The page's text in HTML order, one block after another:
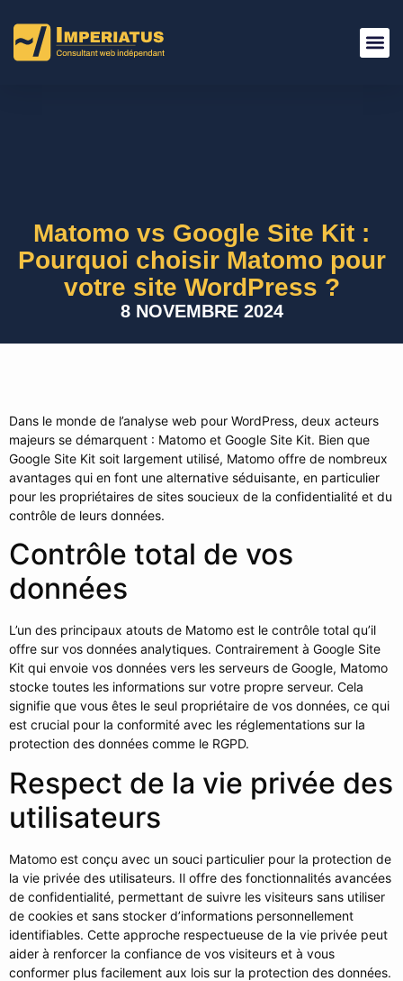
Matomo vs Google Site Kit :
Pourquoi choisir Matomo pour
votre site WordPress ?
8 NOVEMBRE 2024
Dans le monde de l’analyse web pour WordPress, deux acteurs
majeurs se démarquent : Matomo et Google Site Kit. Bien que
Google Site Kit soit largement utilisé, Matomo offre de nombreux
avantages qui en font une alternative séduisante, en particulier
pour les propriétaires de sites soucieux de la confidentialité et du
contrôle de leurs données.
Contrôle total de vos
données
L’un des principaux atouts de Matomo est le contrôle total qu’il
offre sur vos données analytiques. Contrairement à Google Site
Kit qui envoie vos données vers les serveurs de Google, Matomo
stocke toutes les informations sur votre propre serveur. Cela
signifie que vous êtes le seul propriétaire de vos données, ce qui
est crucial pour la conformité avec les réglementations sur la
protection des données comme le RGPD.
Respect de la vie privée des
utilisateurs
Matomo est conçu avec un souci particulier pour la protection de
la vie privée des utilisateurs. Il offre des fonctionnalités avancées
de confidentialité, permettant de suivre les visiteurs sans utiliser
de cookies et sans stocker d’informations personnellement
identifiables. Cette approche respectueuse de la vie privée peut
aider à renforcer la confiance de vos visiteurs et à vous
conformer plus facilement aux lois sur la protection des données.